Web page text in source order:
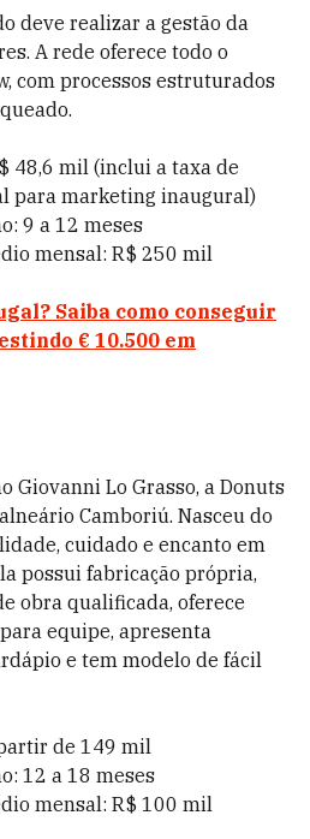
deve realizar a gestão da
A rede oferece todo o
com processos estruturados
48,6 mil (inclui a taxa de
para marketing inaugural)
9 a 12 meses
mensal: R$ 250 mil
Saiba como conseguir
€ 10.500 em
Giovanni Lo Grasso, a Donuts
Camboriú. Nasceu do
cuidado e encanto em
possui fabricação própria,
obra qualificada, oferece
equipe, apresenta
e tem modelo de fácil
de 149 mil
12 a 18 meses
mensal: R$ 100 mil